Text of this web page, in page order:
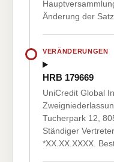
Änderung der
VERÄNDERUNGEN
HRB 179669
UniCredit Global
Tucherpark 12,
Ständiger
*XX.XX.XXXX.